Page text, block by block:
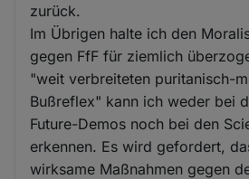
zurück.
Im Übrigen halte ich den
gegen FfF für ziemlich
"weit verbreiteten puritanisch-
Bußreflex" kann ich weder bei
Future-Demos noch bei den
erkennen. Es wird gefordert,
wirksame Maßnahmen gegen